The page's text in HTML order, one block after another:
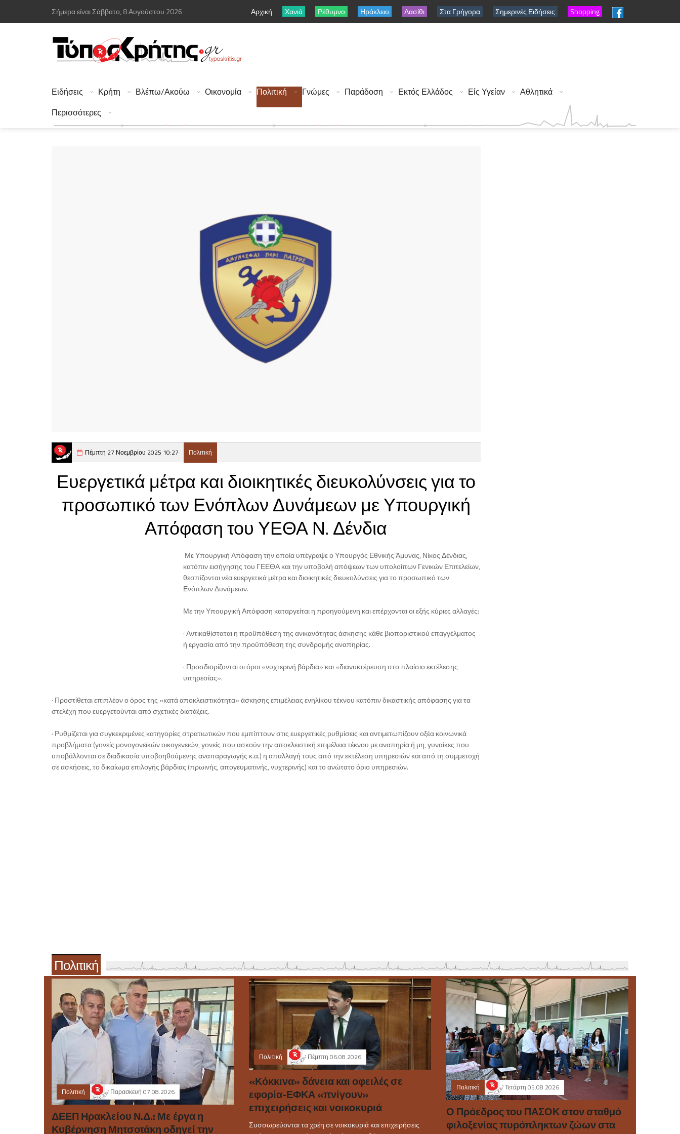
Σήμερα είναι Σάββατο, 8 Αυγούστου 2026 Αρχική Χανιά Ρέθυμνο Ηράκλειο Λασίθι Στα Γρήγορα Σημερινές Ειδήσεις Shopping
Ειδήσεις Κρήτη Βλέπω/Ακούω Οικονομία Πολιτική Γνώμες Παράδοση Εκτός Ελλάδος Είς Υγείαν
Αθλητικά
Περισσότερες
Πέμπτη 27 Νοεμβρίου 2025 10:27 Πολιτική
Ευεργετικά μέτρα και διοικητικές διευκολύνσεις για το
προσωπικό των Ενόπλων Δυνάμεων με Υπουργική
Απόφαση του ΥΕΘΑ Ν. Δένδια
Με Υπουργική Απόφαση την οποία υπέγραψε ο Υπουργός Εθνικής Άμυνας, Νίκος Δένδιας,
κατόπιν εισήγησης του ΓΕΕΘΑ και την υποβολή απόψεων των υπολοίπων Γενικών Επιτελείων,
θεσπίζονται νέα ευεργετικά μέτρα και διοικητικές διευκολύνσεις για το προσωπικό των
Ενόπλων Δυνάμεων.
Με την Υπουργική Απόφαση καταργείται η προηγούμενη και επέρχονται οι εξής κύριες αλλαγές:
· Αντικαθίσταται η προϋπόθεση της ανικανότητας άσκησης κάθε βιοποριστικού επαγγέλματος
ή εργασία από την προϋπόθεση της συνδρομής αναπηρίας.
· Προσδιορίζονται οι όροι «νυχτερινή βάρδια» και «διανυκτέρευση στο πλαίσιο εκτέλεσης
υπηρεσίας».
· Προστίθεται επιπλέον ο όρος της «κατά αποκλειστικότητα» άσκησης επιμέλειας ενηλίκου τέκνου κατόπιν δικαστικής απόφασης για τα
στελέχη που ευεργετούνται από σχετικές διατάξεις.
· Ρυθμίζεται για συγκεκριμένες κατηγορίες στρατιωτικών που εμπίπτουν στις ευεργετικές ρυθμίσεις και αντιμετωπίζουν οξέα κοινωνικά
προβλήματα (γονείς μονογονεϊκών οικογενειών, γονείς που ασκούν την αποκλειστική επιμέλεια τέκνου με αναπηρία ή μη, γυναίκες που
υποβάλλονται σε διαδικασία υποβοηθούμενης αναπαραγωγής κ.α.) η απαλλαγή τους από την εκτέλεση υπηρεσιών και από τη συμμετοχή
σε ασκήσεις, το δικαίωμα επιλογής βάρδιας (πρωινής, απογευματινής, νυχτερινής) και το ανώτατο όριο υπηρεσιών.
Πολιτική
Πολιτική Παρασκευή 07.08.2026
ΔΕΕΠ Ηρακλείου Ν.Δ.: Με έργα η
Κυβέρνηση Μητσοτάκη οδηγεί την
Πολιτική Πέμπτη 06.08.2026
«Κόκκινα» δάνεια και οφειλές σε
εφορία-ΕΦΚΑ «πνίγουν»
επιχειρήσεις και νοικοκυριά
Συσσωρεύονται τα χρέη σε νοικοκυριά και επιχειρήσεις
Πολιτική Τετάρτη 05.08.2026
Ο Πρόεδρος του ΠΑΣΟΚ στον σταθμό
φιλοξενίας πυρόπληκτων ζώων στα